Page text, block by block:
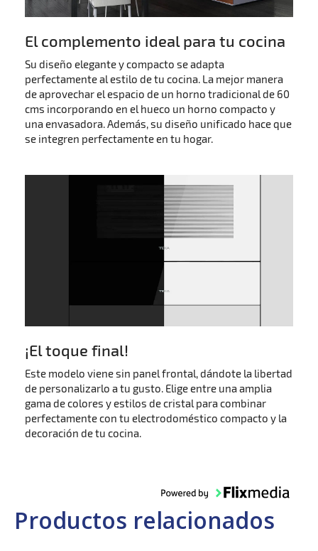
El complemento ideal para tu cocina
Su diseño elegante y compacto se adapta
perfectamente al estilo de tu cocina. La mejor manera
de aprovechar el espacio de un horno tradicional de 60
cms incorporando en el hueco un horno compacto y
una envasadora. Además, su diseño unificado hace que
se integren perfectamente en tu hogar.
¡El toque final!
Este modelo viene sin panel frontal, dándote la libertad
de personalizarlo a tu gusto. Elige entre una amplia
gama de colores y estilos de cristal para combinar
perfectamente con tu electrodoméstico compacto y la
decoración de tu cocina.
Productos relacionados